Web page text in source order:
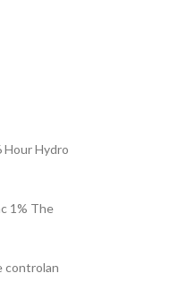
Hour Hydro
1% The
controlan